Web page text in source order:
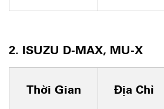
2. ISUZU D-MAX, MU-X
Thời Gian Địa Chỉ